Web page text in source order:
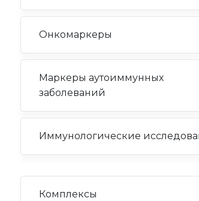
Онкомаркеры
Маркеры аутоиммунных
заболеваний
Иммунологические
Комплексы